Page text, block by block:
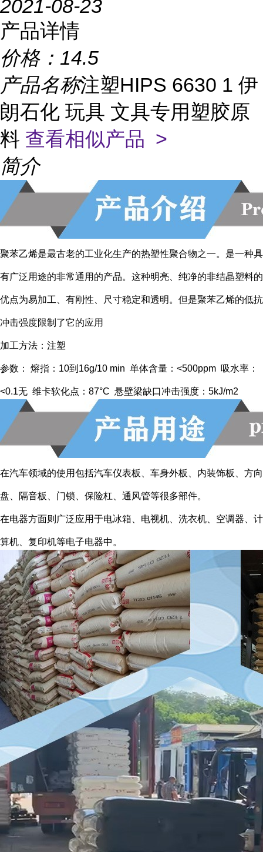
2021-08-23
产品详情
价格： 14.5
产品名称注塑HIPS 6630 1 伊
朗石化 玩具 文具专用塑胶原
料 查看相似产品 >
简介
聚苯乙烯是最古老的工业化生产的热塑性聚合物之一。是一种具
有广泛用途的非常通用的产品。这种明亮、纯净的非结晶塑料的
优点为易加工、有刚性、尺寸稳定和透明。但是聚苯乙烯的低抗
冲击强度限制了它的应用
加工方法：注塑
参数： 熔指：10到16g/10 min 单体含量：<500ppm 吸水率：
<0.1无 维卡软化点：87°C 悬壁梁缺口冲击强度：5kJ/m2
在汽车领域的使用包括汽车仪表板、车身外板、内装饰板、方向
盘、隔音板、门锁、保险杠、通风管等很多部件。
在电器方面则广泛应用于电冰箱、电视机、洗衣机、空调器、计
算机、复印机等电子电器中。